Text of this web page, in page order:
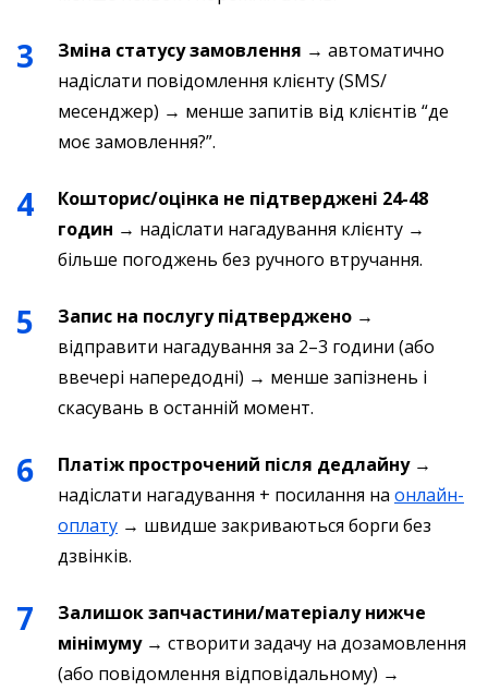
Зміна статусу замовлення → автоматично
надіслати повідомлення клієнту (SMS/
месенджер) → менше запитів від клієнтів “де
моє замовлення?”.
Кошторис/оцінка не підтверджені 24-48
годин → надіслати нагадування клієнту →
більше погоджень без ручного втручання.
Запис на послугу підтверджено →
відправити нагадування за 2–3 години (або
ввечері напередодні) → менше запізнень і
скасувань в останній момент.
Платіж прострочений після дедлайну→
надіслати нагадування + посилання на онлайн-
оплату → швидше закриваються борги без
дзвінків.
Залишок запчастини/матеріалу нижче
мінімуму→ створити задачу на дозамовлення
(або повідомлення відповідальному) →